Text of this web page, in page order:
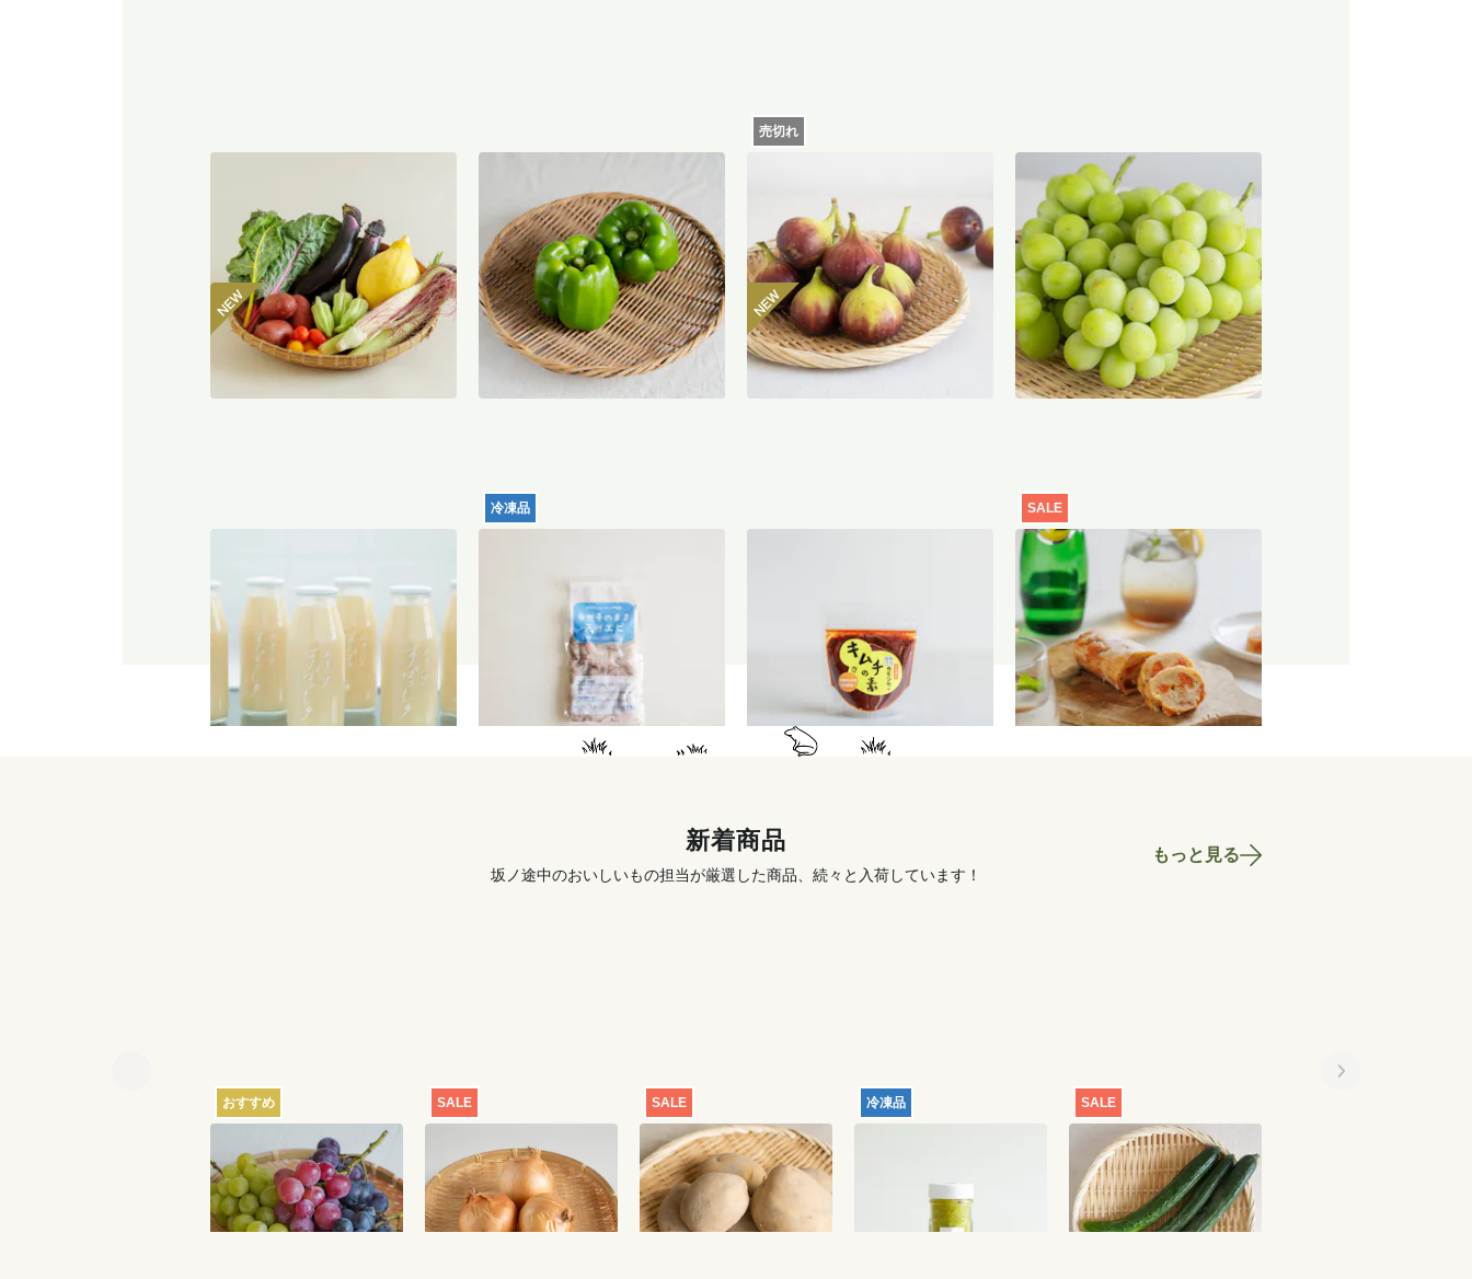
2,980円 485円〜
売切れ
のいちじく 12個入り（特栽相
当）
送料込
【産地直送】やまなし笛吹のシ
ャインマスカット 1.2kg（特栽
相当）
送料込 6,580円
すぱっしゅ
送料込 3,560 円
冷凍品 SALE
【特別価格】瀬戸内レモンのサ
マーシュトーレン 200g
2,519円
新着商品
坂ノ途中のおいしいもの担当が厳選した商品、続々と入荷しています！
もっと見る
おすすめ
【産地直送】葡萄畑ふく
じろうのふぞろい濃厚ぶ
どう 1.6kg
送料込 6,750円
SALE
【特別価格】玉ねぎ 1kg
700円
SALE
【特別価格】じゃがいも
（品種おまかせ） 1kg
700
冷凍品 SALE
【特別価格】きゅうり
300g
301円〜